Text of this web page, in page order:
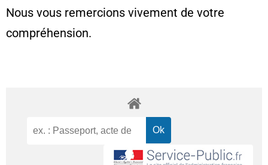
Nous vous remercions vivement de votre
compréhension.